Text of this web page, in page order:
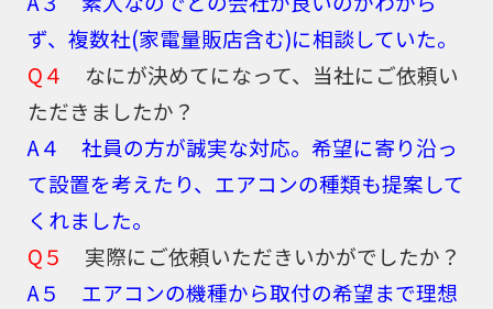
ず、複数社(家電量販店含む)に相談していた。
Q４
なにが決めてになって、当社にご依頼い
ただきましたか？
A４ 社員の方が誠実な対応。希望に寄り沿っ
て設置を考えたり、エアコンの種類も提案して
くれました。
Q５
実際にご依頼いただきいかがでしたか？
A５ エアコンの機種から取付の希望まで理想